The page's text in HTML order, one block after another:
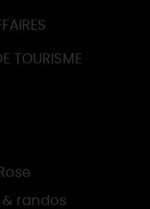
TOURISME
& randos